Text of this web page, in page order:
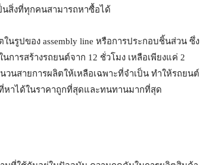
นสิ่งที่ทุกคนสามารถหาซื้อได้
นรูปของ assembly line หรือการประกอบชิ้นส่วน ซึ่ง
การสร้างรถยนต์จาก 12 ชั่วโมง เหลือเพียงแค่ 2
วนสายการผลิตให้เหลือเฉพาะที่จำเป็น ทำให้รถยนต์
หาได้ในราคาถูกที่สุดและทนทานมากที่สุด